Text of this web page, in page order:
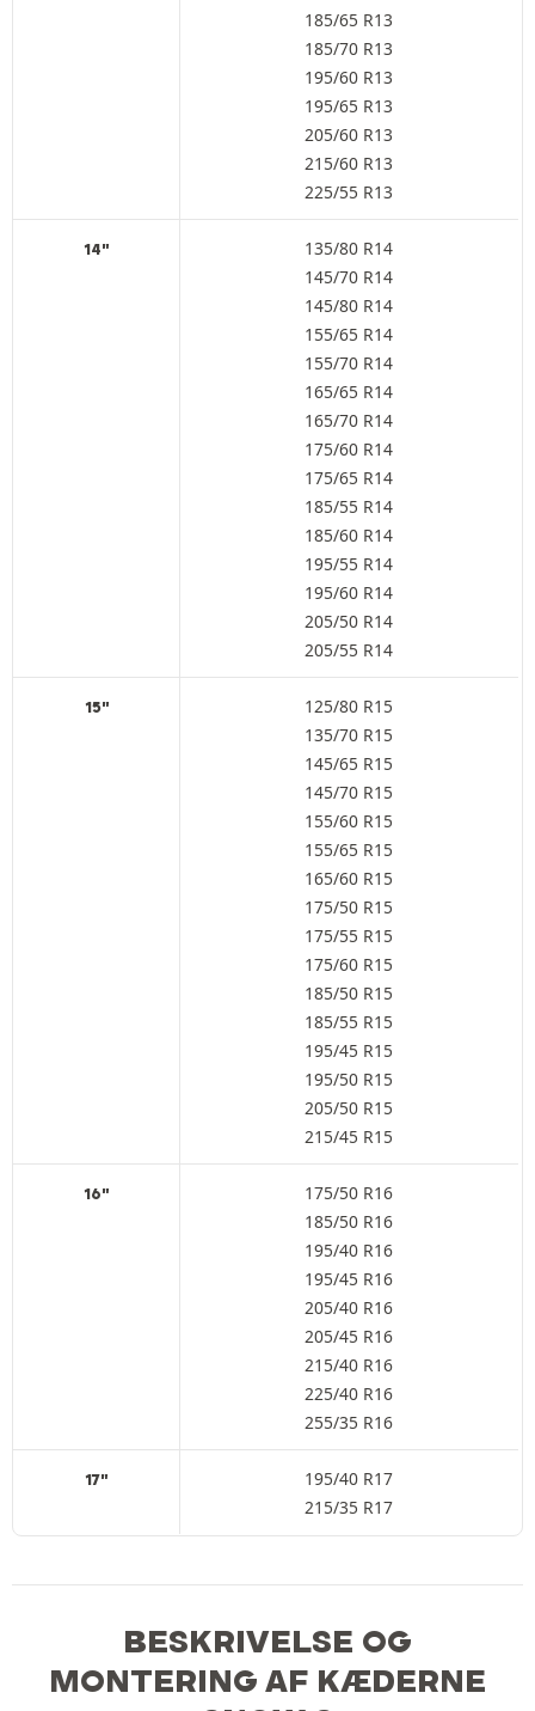
185/65 R13
185/70 R13
195/60 R13
195/65 R13
205/60 R13
215/60 R13
225/55 R13
14"
135/80 R14
145/70 R14
145/80 R14
155/65 R14
155/70 R14
165/65 R14
165/70 R14
175/60 R14
175/65 R14
185/55 R14
185/60 R14
195/55 R14
195/60 R14
205/50 R14
205/55 R14
15"
125/80 R15
135/70 R15
145/65 R15
145/70 R15
155/60 R15
155/65 R15
165/60 R15
175/50 R15
175/55 R15
175/60 R15
185/50 R15
185/55 R15
195/45 R15
195/50 R15
205/50 R15
215/45 R15
16"
175/50 R16
185/50 R16
195/40 R16
195/45 R16
205/40 R16
205/45 R16
215/40 R16
225/40 R16
255/35 R16
17"
195/40 R17
215/35 R17
BESKRIVELSE OG
MONTERING AF KÆDERNE